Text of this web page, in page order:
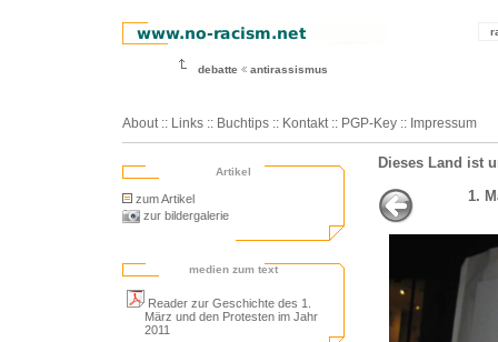
debatte antirassismus
About :: Links :: Buchtips :: Kontakt :: PGP-Key :: Impressum
Artikel
zum Artikel
zur bildergalerie
medien zum text
Reader zur Geschichte des 1.
März und den Protesten im Jahr
2011
Dieses Land ist
1.